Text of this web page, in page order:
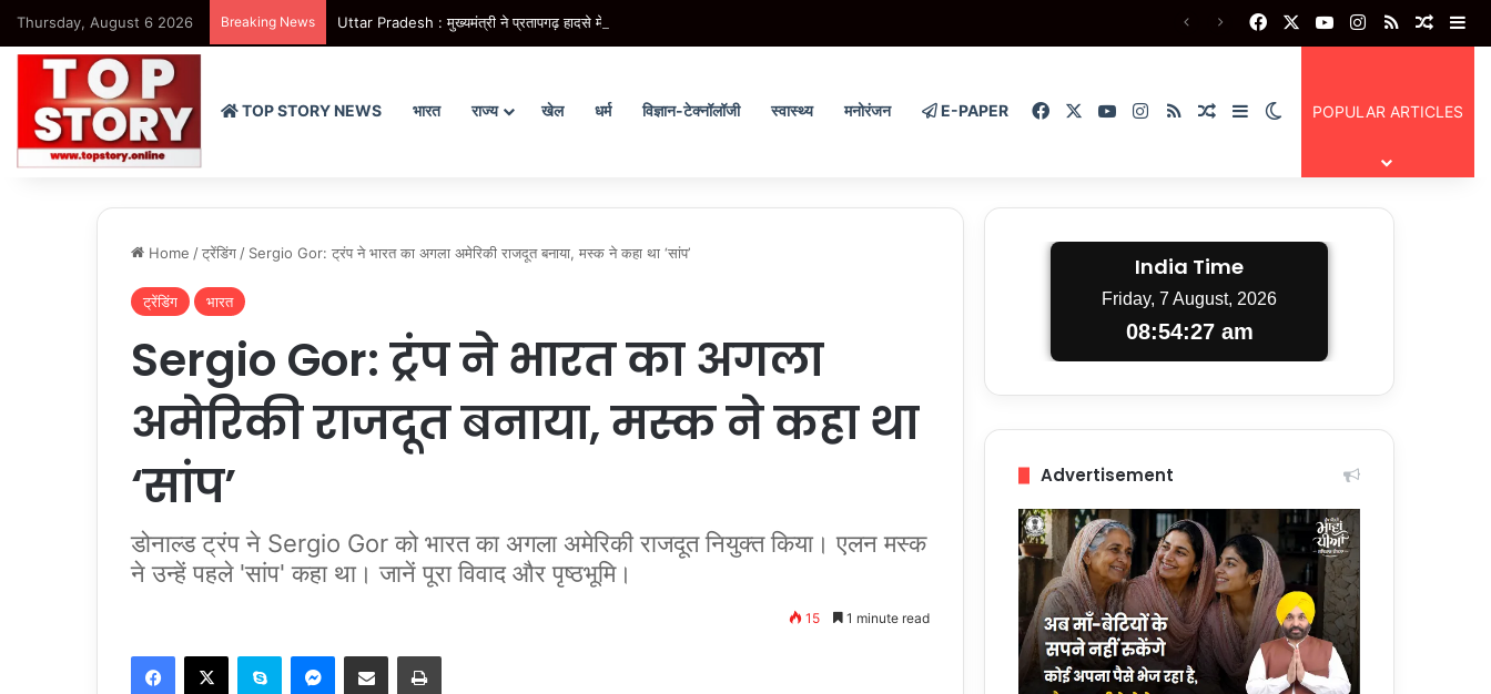
Thursday, August 6 2026 Breaking News Uttar Pradesh : मुख्यमंत्री ने प्रतापगढ़ हादसे में हुई जनहानि पर जताया शोक FacebookYouTubeInstagram
RSS
TOP STORY NEWS भारत राज्य खेल धर्म विज्ञान-टेक्नॉलॉजी स्वास्थ्य मनोरंजन E-PAPER FacebookYouTubeInstagram
RSSRandom Article
SidebarSwitch skin
POPULAR ARTICLES
Home /ट्रेंडिंग / Sergio Gor: ट्रंप ने भारत का अगला अमेरिकी राजदूत बनाया, मस्क ने कहा था ‘सांप’
ट्रेंडिंग भारत
Sergio Gor: ट्रंप ने भारत का अगला
अमेरिकी राजदूत बनाया, मस्क ने कहा था
‘सांप’
डोनाल्ड ट्रंप ने Sergio Gor को भारत का अगला अमेरिकी राजदूत नियुक्त किया। एलन मस्क
ने उन्हें पहले 'सांप' कहा था। जानें पूरा विवाद और पृष्ठभूमि।
15 1 minute read
Facebook
X Skype Messenger
Share via Email Print
India Time
Friday, 7 August, 2026
08:54:28 am
Advertisement